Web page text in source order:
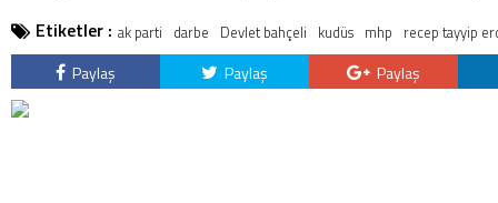
Etiketler : ak parti darbe Devlet bahçeli kudüs mhp recep tayyip
Paylaş Paylaş Paylaş